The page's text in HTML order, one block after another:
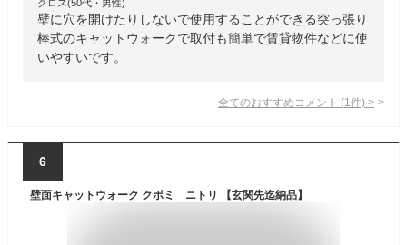
クロス(50代・男性)
壁に穴を開けたりしないで使用することができる突っ張り
棒式のキャットウォークで取付も簡単で賃貸物件などに使
いやすいです。
全てのおすすめコメント (1 件) >
6
壁面キャットウォーク クボミ ニトリ 【玄関先迄納品】